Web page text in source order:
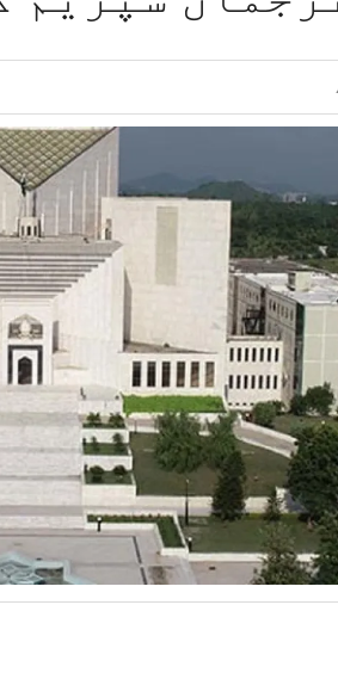
اقتصادی تعاون پر مذاکرات